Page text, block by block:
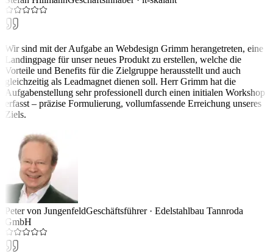
Wir sind mit der Aufgabe an Webdesign Grimm herangetreten, eine
Landingpage für unser neues Produkt zu erstellen, welche die
Vorteile und Benefits für die Zielgruppe herausstellt und auch
gleichzeitig als Leadmagnet dienen soll. Herr Grimm hat die
Aufgabenstellung sehr professionell durch einen initialen Workshop
erfasst – präzise Formulierung, vollumfassende Erreichung unseres
Ziels.
Peter von JungenfeldGeschäftsführer· Edelstahlbau Tannroda
GmbH